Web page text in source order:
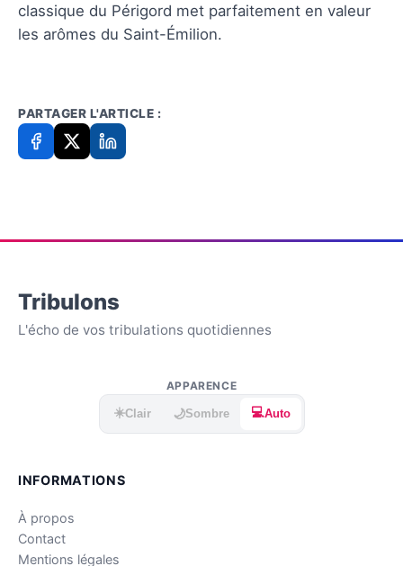
classique du Périgord met parfaitement en valeur
les arômes du Saint-Émilion.
PARTAGER L'ARTICLE :
Tribulons
L'écho de vos tribulations quotidiennes
APPARENCE
☀️Clair 🌙Sombre 💻Auto
INFORMATIONS
À propos
Contact
Mentions légales